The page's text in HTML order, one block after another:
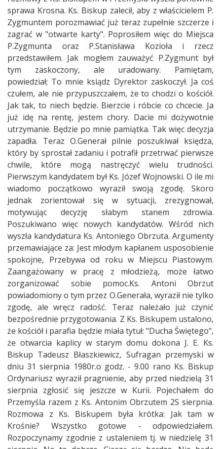
sprawa Krosna. Ks. Biskup zalecił, aby z właścicielem P.
Zygmuntem porozmawiać już teraz zupełnie szczerze i
zagrać w "otwarte karty". Poprosiłem więc do Miejsca
P.Zygmunta oraz P.Stanisława Kozioła i rzecz
przedstawiłem. Jak mogłem zauważyć P.Zygmunt był
tym zaskoczony, ale uradowany. Pamiętam,
powiedział; To mnie ksiądz Dyrektor zaskoczył. Ja coś
czułem, ale nie przypuszczałem, że to chodzi o kościół.
Jak tak, to niech będzie. Bierzcie i róbcie co chcecie. Ja
już idę na rentę, jestem chory. Dacie mi dożywotnie
utrzymanie. Będzie po mnie pamiątka. Tak więc decyzja
zapadła. Teraz O.Generał pilnie poszukiwał księdza,
który by sprostał zadaniu i potrafił przetrwać pierwsze
chwile, które mogą nastręczyć wielu trudności.
Pierwszym kandydatem był Ks. Józef Wojnowski. O ile mi
wiadomo początkowo wyraził swoją zgodę. Skoro
jednak zorientował się w sytuacji, zrezygnował,
motywując decyzję słabym stanem zdrowia.
Poszukiwano więc nowych kandydatów. Wśród nich
wyszła kandydatura Ks. Antoniego Obrzuta. Argumenty
przemawiające za: Jest młodym kapłanem usposobienie
spokojne, Przebywa od roku w Miejscu Piastowym.
Zaangażowany w pracę z młodzieżą, może łatwo
zorganizować sobie pomoc.Ks. Antoni Obrzut
powiadomiony o tym przez O.Generała, wyraził nie tylko
zgodę, ale wręcz radość. Teraz należało już czynić
bezpośrednie przygotowania. Z Ks. Biskupem ustalono,
że kościół i parafia będzie miała tytuł: "Ducha Świętego",
że otwarcia kaplicy w starym domu dokona J. E. Ks.
Biskup Tadeusz Błaszkiewicz, Sufragan przemyski w
dniu 31 sierpnia 1980r.o godz. - 9.00 rano Ks. Biskup
Ordynariusz wyraził pragnienie, aby przed niedzielą 31
sierpnia zgłosić się jeszcze w Kurii. Pojechałem do
Przemyśla razem z Ks. Antonim Obrzutem 2S sierpnia.
Rozmowa z Ks. Biskupem była krótka: Jak tam w
Krośnie? Wszystko gotowe - odpowiedziałem.
Rozpoczynamy zgodnie z ustaleniem tj. w niedzielę 31